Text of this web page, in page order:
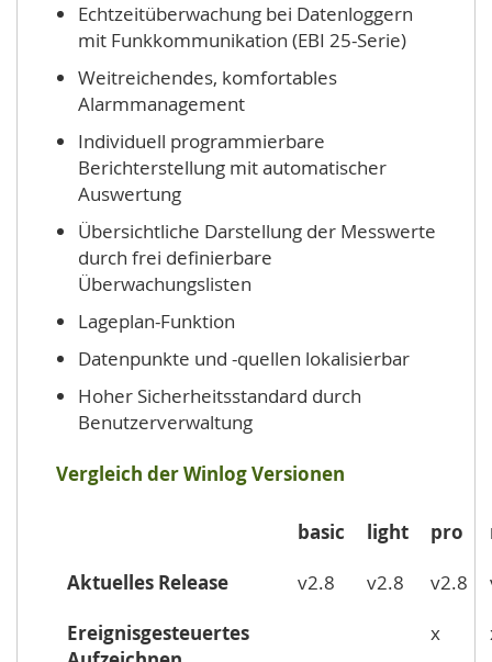
Echtzeitüberwachung bei Datenloggern
mit Funkkommunikation (EBI 25-Serie)
Weitreichendes, komfortables
Alarmmanagement
Individuell programmierbare
Berichterstellung mit automatischer
Auswertung
Übersichtliche Darstellung der Messwerte
durch frei definierbare
Überwachungslisten
Lageplan-Funktion
Datenpunkte und -quellen lokalisierbar
Hoher Sicherheitsstandard durch
Benutzerverwaltung
Vergleich der Winlog Versionen
basic light pro
Aktuelles Release
v2.8 v2.8 v2.8
Ereignisgesteuertes
x